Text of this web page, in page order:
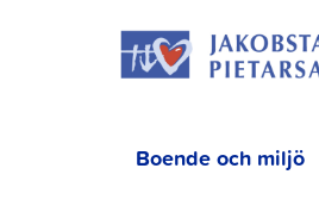
Boende och miljö